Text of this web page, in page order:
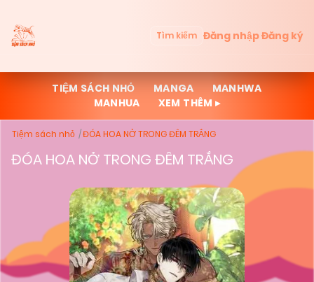
Tìm kiếm Đăng nhậpĐăng ký
TIỆM SÁCH NHỎ MANGA
MANHWA
MANHUA
XEM THÊM ▸
Tiệm sách nhỏ ĐÓA HOA NỞ TRONG ĐÊM TRẮNG
ĐÓA HOA NỞ TRONG ĐÊM TRẮNG